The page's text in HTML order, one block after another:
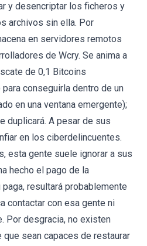
y desencriptar los ficheros y
archivos sin ella. Por
en servidores remotos
de Wcry. Se anima a
de 0,1 Bitcoins
conseguirla dentro de un
en una ventana emergente);
duplicará. A pesar de sus
en los ciberdelincuentes.
esta gente suele ignorar a sus
hecho el pago de la
resultará probablemente
contactar con esa gente ni
Por desgracia, no existen
sean capaces de restaurar